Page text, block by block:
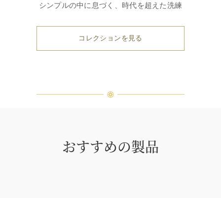
シンプルの中に息づく、時代を超えた洗練
コレクションを見る
おすすめの製品